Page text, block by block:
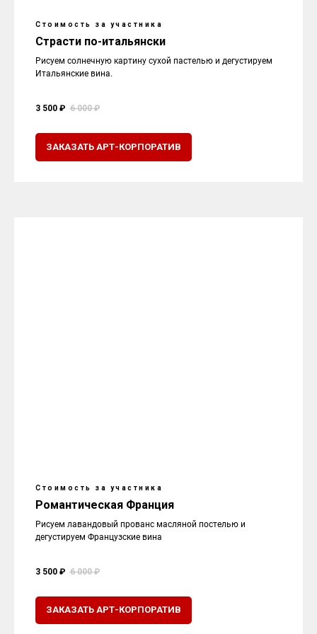
Стоимость за участника
Страсти по-итальянски
Рисуем солнечную картину сухой пастелью и дегустируем
Итальянские вина.
3 500 ₽ 6 000 ₽
ЗАКАЗАТЬ АРТ-КОРПОРАТИВ
Стоимость за участника
Романтическая Франция
Рисуем лавандовый прованс масляной постелью и
дегустируем Французские вина
3 500 ₽ 6 000 ₽
ЗАКАЗАТЬ АРТ-КОРПОРАТИВ